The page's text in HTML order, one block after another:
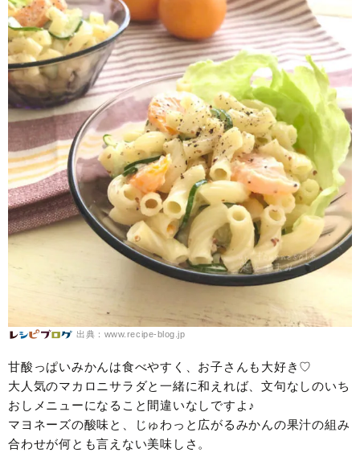
出典：www.recipe-blog.jp
甘酸っぱいみかんは食べやすく、お子さんも大好き♡
大人気のマカロニサラダと一緒に和えれば、文句なしのいち
おしメニューになること間違いなしですよ♪
マヨネーズの酸味と、じゅわっと広がるみかんの果汁の組み
合わせが何とも言えない美味しさ。